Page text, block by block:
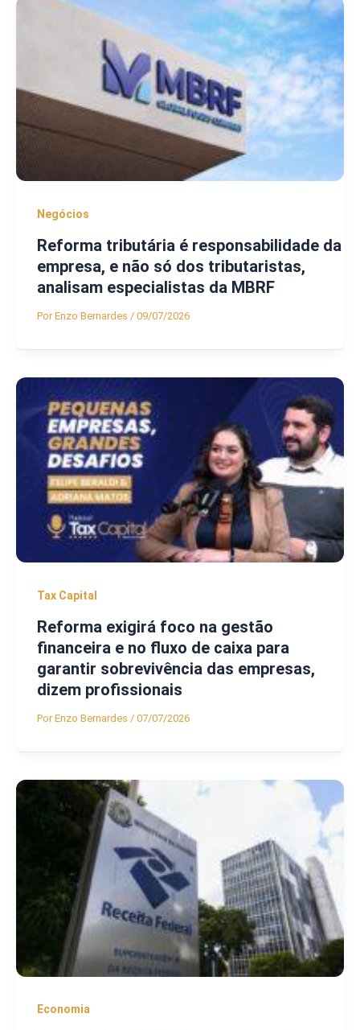
Negócios
Reforma tributária é responsabilidade da
empresa, e não só dos tributaristas,
analisam especialistas da MBRF
PorEnzo Bernardes / 09/07/2026
Tax Capital
Reforma exigirá foco na gestão
financeira e no fluxo de caixa para
garantir sobrevivência das empresas,
dizem profissionais
PorEnzo Bernardes / 07/07/2026
Economia